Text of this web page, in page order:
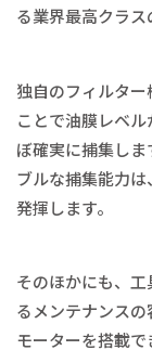
る業界最高クラス
独自のフィルタ
ことで油膜レベ
ぼ確実に捕集し
ブルな捕集能力
発揮します。
そのほかにも、
るメンテナンス
モーターを搭載で